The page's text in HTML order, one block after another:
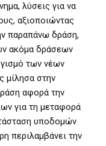
λύσεις για να
αξιοποιώντας
παραπάνω δράση,
ακόμα δράσεων
των νέων
μίλησα στην
αφορά την
για τη μεταφορά
υποδομών
περιλαμβάνει την